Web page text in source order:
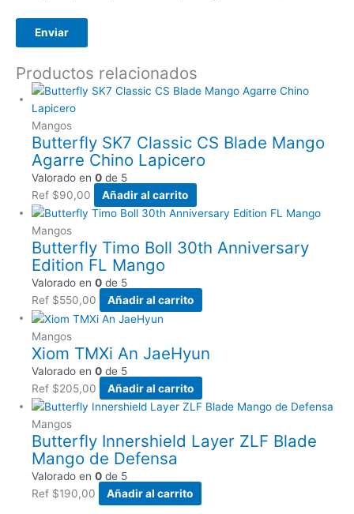
Productos relacionados
Mangos
Butterfly SK7 Classic CS Blade Mango
Agarre Chino Lapicero
Valorado en 0 de 5
Ref $90,00 Añadir al carrito
Mangos
Butterfly Timo Boll 30th Anniversary
Edition FL Mango
Valorado en 0 de 5
Ref $550,00 Añadir al carrito
Mangos
Xiom TMXi An JaeHyun
Valorado en 0 de 5
Ref $205,00 Añadir al carrito
Mangos
Butterfly Innershield Layer ZLF Blade
Mango de Defensa
Valorado en 0 de 5
Ref $190,00 Añadir al carrito